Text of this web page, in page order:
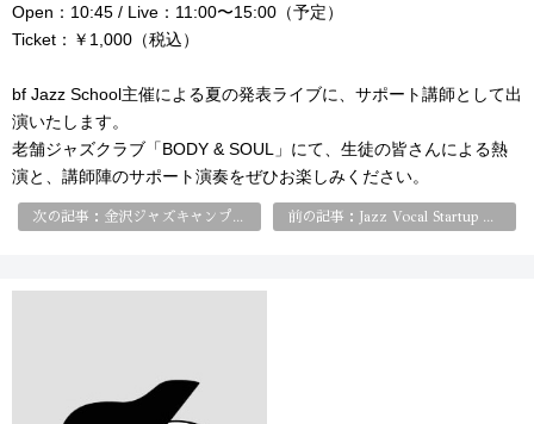
Open：10:45 / Live：11:00〜15:00（予定）
Ticket：￥1,000（税込）
bf Jazz School主催による夏の発表ライブに、サポート講師として出
演いたします。
老舗ジャズクラブ「BODY & SOUL」にて、生徒の皆さんによる熱
演と、講師陣のサポート演奏をぜひお楽しみください。
次の記事：金沢ジャズキャンプ｜講師 前の記事：Jazz Vocal Startup Class はじめてのジャズ・ヴォーカル